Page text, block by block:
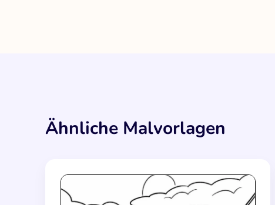
Ähnliche Malvorlagen